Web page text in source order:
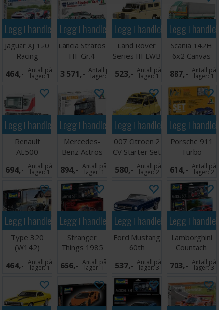
Legg i handlekurven
Jaguar XJ 120
Racing
464,- Antall på
lager:1
Legg i handlekurven
Lancia Stratos
HF Gr.4
Montecarlo
1977
3 571,- Antall på
lager:
Legg i handlekurven
Land Rover
Series III LWB
Commercial
523,- Antall på
lager:1
Legg i
Scania 142H
6x2 Canvas
887,- Antall på
lager:1
Legg i handlekurven
Renault
AE500
Magnum
694,- Antall på
lager:1
Legg i handlekurven
Mercedes-
Benz Actros
MP4 Big
Space GP
894,- Antall på
lager:1
Legg i handlekurven
007 Citroen 2
CV Starter Set
580,- Antall på
lager:2
Legg i
Porsche 911
Turbo
Complete Set
614,- Antall på
lager:2
Legg i handlekurven
Type 320
(W142)
Cabriolet
464,- Antall på
lager:1
Legg i handlekurven
Stranger
Things 1985
Chevrolet K5
Blazer
656,- Antall på
lager:1
Legg i handlekurven
Ford Mustang
60th
Anniversary
537,- Antall på
lager:3
Legg i
Lamborghini
Countach
LP500S
Starter Set
703,- Antall på
lager:3